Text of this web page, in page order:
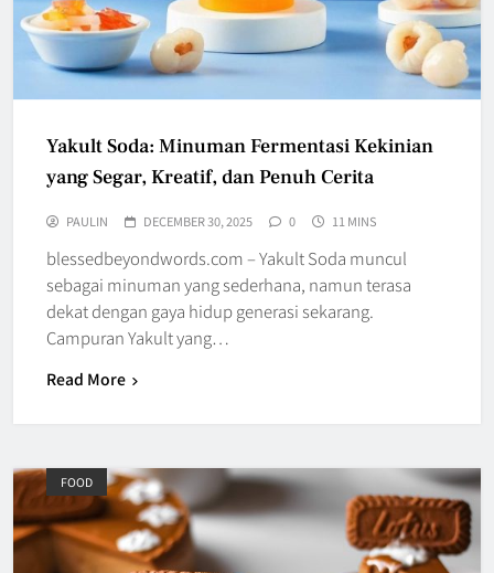
Yakult Soda: Minuman Fermentasi Kekinian
yang Segar, Kreatif, dan Penuh Cerita
PAULIN DECEMBER 30, 2025 0 11 MINS
blessedbeyondwords.com – Yakult Soda muncul
sebagai minuman yang sederhana, namun terasa
dekat dengan gaya hidup generasi sekarang.
Campuran Yakult yang…
Read More
FOOD